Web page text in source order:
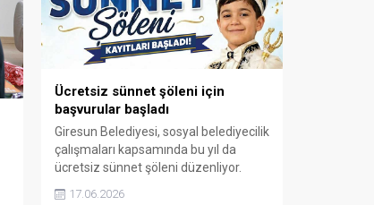
Ücretsiz sünnet şöleni için
başvurular başladı
Giresun Belediyesi, sosyal belediyecilik
çalışmaları kapsamında bu yıl da
ücretsiz sünnet şöleni düzenliyor.
Ailelere ekonomik destek sağlamayı
17.06.2026